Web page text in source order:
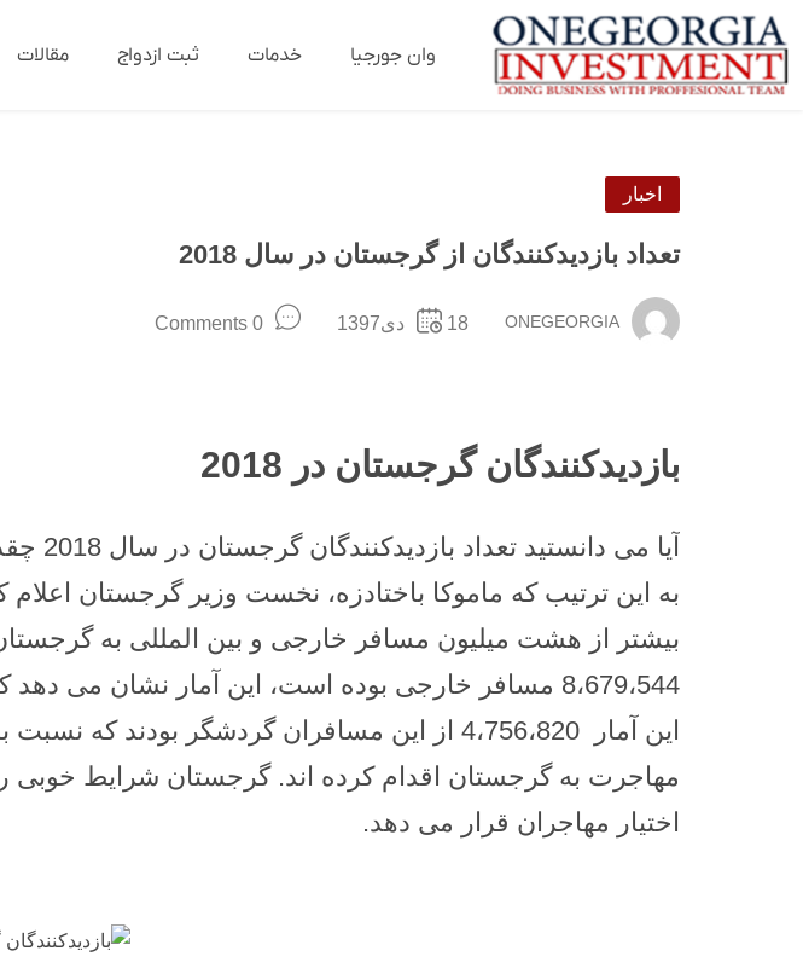
وان جورجیا خدمات ثبت ازدواج مقالات
اخبار
تعداد بازدیدکنندگان از گرجستان در سال 2018
ONEGEORGIA 18دی1397 0 Comments
بازدیدکنندگان گرجستان در 2018
به این ترتیب که ماموکا باختادزه، نخست وزیر گرجستان
مهاجرت به گرجستان اقدام کرده اند. گرجستان شرایط خوبی
اختیار مهاجران قرار می دهد.